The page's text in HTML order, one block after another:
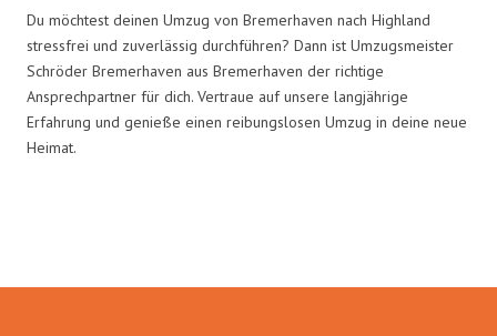
Du möchtest deinen Umzug von Bremerhaven nach Highland
stressfrei und zuverlässig durchführen? Dann ist Umzugsmeister
Schröder Bremerhaven aus Bremerhaven der richtige
Ansprechpartner für dich. Vertraue auf unsere langjährige
Erfahrung und genieße einen reibungslosen Umzug in deine neue
Heimat.